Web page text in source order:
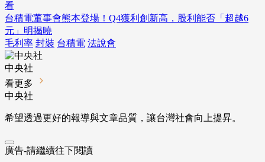
看
台積電董事會熊本登場！Q4獲利創新高，股利能否「超越6
元」明揭曉
毛利率 封裝 台積電 法說會
中央社
看更多
中央社
希望透過更好的報導與文章品質，讓台灣社會向上提昇。
廣告-請繼續往下閱讀